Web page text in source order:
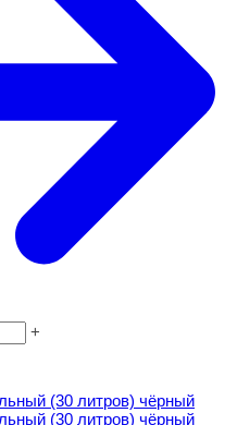
+
(30 литров) чёрный